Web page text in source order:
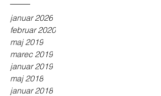
januar 2026
februar 2020
maj 2019
marec 2019
januar 2019
maj 2018
januar 2018